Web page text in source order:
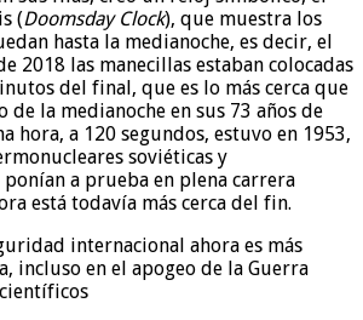
(Doomsday Clock), que muestra los
hasta la medianoche, es decir, el
2018 las manecillas estaban colocadas
del final, que es lo más cerca que
de la medianoche en sus 73 años de
hora, a 120 segundos, estuvo en 1953,
soviéticas y
ponían a prueba en plena carrera
está todavía más cerca del fin.
internacional ahora es más
incluso en el apogeo de la Guerra